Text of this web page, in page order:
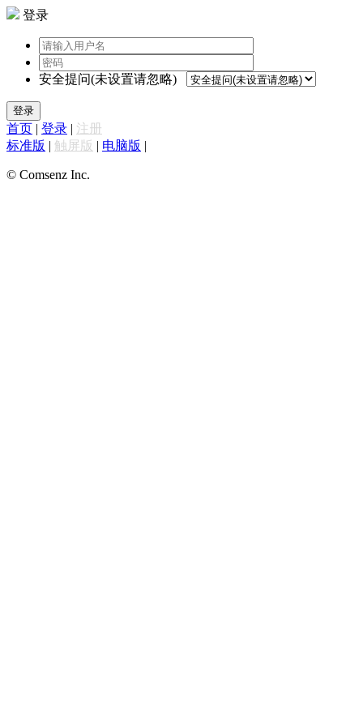
登录
安全提问(未设置请忽略)
登录
首页 | 登录 | 注册
标准版 | 触屏版 | 电脑版 |
© Comsenz Inc.